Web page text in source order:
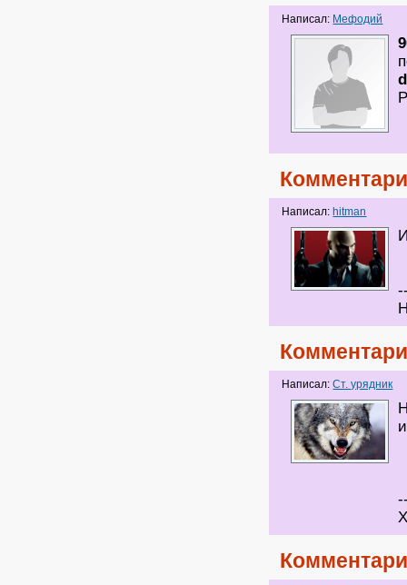
Написал: Мефодий
Написал:hitman
Написал:Ст. урядник